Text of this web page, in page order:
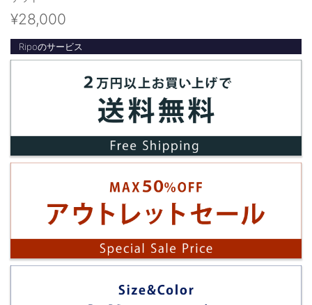
¥28,000
Ripoのサービス